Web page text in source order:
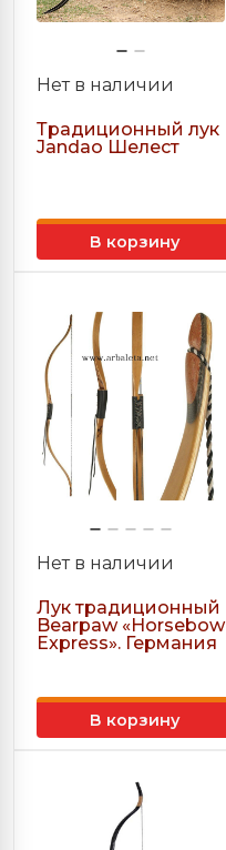
Нет в наличии
Традиционный лук
Jandao Шелест
В корзину
Нет в наличии
Лук традиционный
Bearpaw «Horsebow
Express». Германия
В корзину